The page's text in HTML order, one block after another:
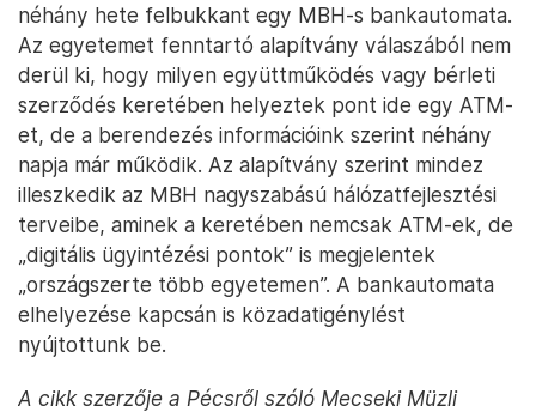
néhány hete felbukkant egy MBH-s bankautomata.
Az egyetemet fenntartó alapítvány válaszából nem
derül ki, hogy milyen együttműködés vagy bérleti
szerződés keretében helyeztek pont ide egy ATM-
et, de a berendezés információink szerint néhány
napja már működik. Az alapítvány szerint mindez
illeszkedik az MBH nagyszabású hálózatfejlesztési
terveibe, aminek a keretében nemcsak ATM-ek, de
„digitális ügyintézési pontok” is megjelentek
„országszerte több egyetemen”. A bankautomata
elhelyezése kapcsán is közadatigénylést
nyújtottunk be.
A cikk szerzője a Pécsről szóló Mecseki Müzli